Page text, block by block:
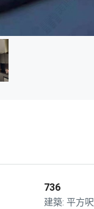
736
平方呎